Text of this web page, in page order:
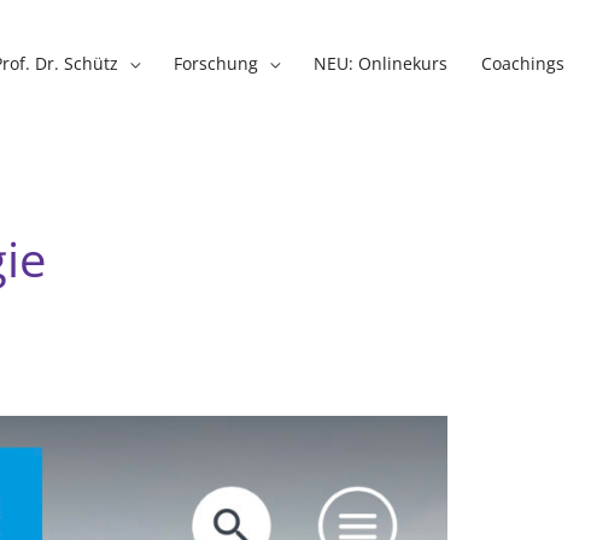
Dr. Schütz Forschung NEU: Onlinekurs Coachings